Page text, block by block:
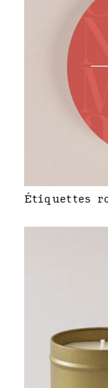
Étiquettes